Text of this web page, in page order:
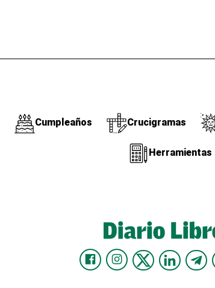
Cumpleaños Crucigramas
Herramientas